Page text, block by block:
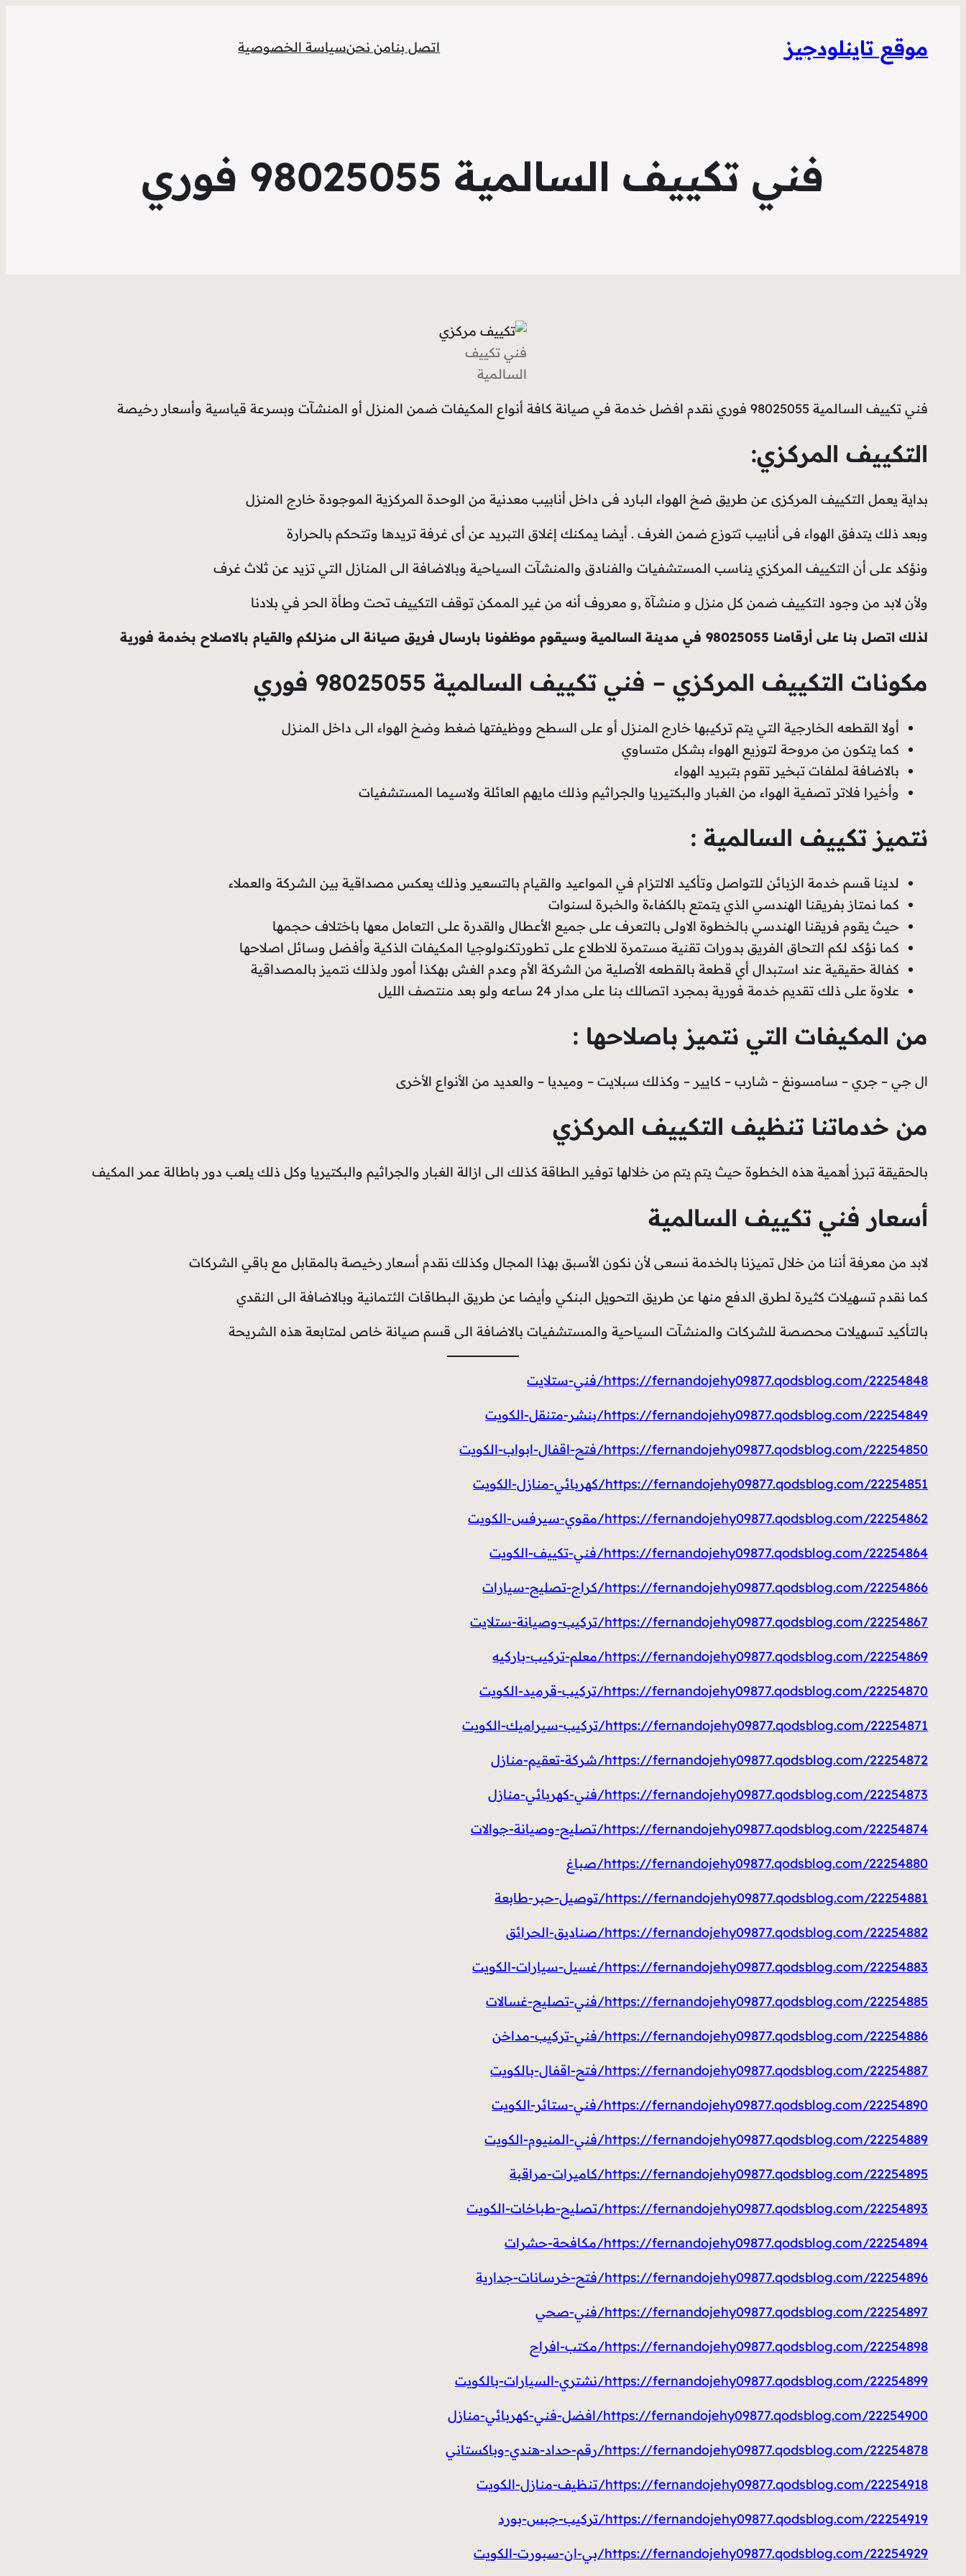
موقع تاينلودجيز اتصل بنامن نحنسياسة الخصوصية
فني تكييف السالمية 98025055 فوري
فني تكييف
السالمية
فني تكييف السالمية 98025055 فوري نقدم افضل خدمة في صيانة كافة أنواع المكيفات ضمن المنزل أو المنشآت وبسرعة قياسية وأسعار رخيصة
التكييف المركزي:
بداية يعمل التكييف المركزى عن طريق ضخ الهواء البارد فى داخل أنابيب معدنية من الوحدة المركزية الموجودة خارج المنزل
وبعد ذلك يتدفق الهواء فى أنابيب تتوزع ضمن الغرف . أيضا يمكنك إغلاق التبريد عن أى غرفة تريدها وتتحكم بالحرارة
ونؤكد على أن التكييف المركزي يناسب المستشفيات والفنادق والمنشآت السياحية وبالاضافة الى المنازل التي تزيد عن ثلاث غرف
ولأن لابد من وجود التكييف ضمن كل منزل و منشآة ,و معروف أنه من غير الممكن توقف التكييف تحت وطأة الحر في بلادنا
لذلك اتصل بنا على أرقامنا 98025055 في مدينة السالمية وسيقوم موظفونا بارسال فريق صيانة الى منزلكم والقيام بالاصلاح بخدمة فورية
مكونات التكييف المركزي – فني تكييف السالمية 98025055 فوري
أولا القطعه الخارجية التي يتم تركيبها خارج المنزل أو على السطح ووظيفتها ضغط وضخ الهواء الى داخل المنزل
كما يتكون من مروحة لتوزيع الهواء بشكل متساوي
بالاضافة لملفات تبخير تقوم بتبريد الهواء
وأخيرا فلاتر تصفية الهواء من الغبار والبكتيريا والجراثيم وذلك مايهم العائلة ولاسيما المستشفيات
نتميز تكييف السالمية :
لدينا قسم خدمة الزبائن للتواصل وتأكيد الالتزام في المواعيد والقيام بالتسعير وذلك يعكس مصداقية بين الشركة والعملاء
كما نمتاز بفريقنا الهندسي الذي يتمتع بالكفاءة والخبرة لسنوات
حيث يقوم فريقنا الهندسي بالخطوة الاولى بالتعرف على جميع الأعطال والقدرة على التعامل معها باختلاف حجمها
كما نؤكد لكم التحاق الفريق بدورات تقنية مستمرة للاطلاع على تطورتكنولوجيا المكيفات الذكية وأفضل وسائل اصلاحها
كفالة حقيقية عند استبدال أي قطعة بالقطعه الأصلية من الشركة الأم وعدم الغش بهكذا أمور ولذلك نتميز بالمصداقية
علاوة على ذلك تقديم خدمة فورية بمجرد اتصالك بنا على مدار 24 ساعه ولو بعد منتصف الليل
من المكيفات التي نتميز باصلاحها :
ال جي – جري – سامسونغ – شارب – كايير – وكذلك سبلايت – وميديا – والعديد من الأنواع الأخرى
من خدماتنا تنظيف التكييف المركزي
بالحقيقة تبرز أهمية هذه الخطوة حيث يتم يتم من خلالها توفير الطاقة كذلك الى ازالة الغبار والجراثيم والبكتيريا وكل ذلك يلعب دور باطالة عمر المكيف
أسعار فني تكييف السالمية
لابد من معرفة أننا من خلال تميزنا بالخدمة نسعى لأن نكون الأسبق بهذا المجال وكذلك نقدم أسعار رخيصة بالمقابل مع باقي الشركات
كما نقدم تسهيلات كثيرة لطرق الدفع منها عن طريق التحويل البنكي وأيضا عن طريق البطاقات الئتمانية وبالاضافة الى النقدي
بالتأكيد تسهيلات محصصة للشركات والمنشآت السياحية والمستشفيات بالاضافة الى قسم صيانة خاص لمتابعة هذه الشريحة
https://fernandojehy09877.qodsblog.com/22254848/فني-ستلايت
https://fernandojehy09877.qodsblog.com/22254849/بنشر-متنقل-الكويت
https://fernandojehy09877.qodsblog.com/22254850/فتح-اقفال-ابواب-الكويت
https://fernandojehy09877.qodsblog.com/22254851/كهربائي-منازل-الكويت
https://fernandojehy09877.qodsblog.com/22254862/مقوي-سيرفس-الكويت
https://fernandojehy09877.qodsblog.com/22254864/فني-تكييف-الكويت
https://fernandojehy09877.qodsblog.com/22254866/كراج-تصليح-سيارات
https://fernandojehy09877.qodsblog.com/22254867/تركيب-وصيانة-ستلايت
https://fernandojehy09877.qodsblog.com/22254869/معلم-تركيب-باركيه
https://fernandojehy09877.qodsblog.com/22254870/تركيب-قرميد-الكويت
https://fernandojehy09877.qodsblog.com/22254871/تركيب-سيراميك-الكويت
https://fernandojehy09877.qodsblog.com/22254872/شركة-تعقيم-منازل
https://fernandojehy09877.qodsblog.com/22254873/فني-كهربائي-منازل
https://fernandojehy09877.qodsblog.com/22254874/تصليح-وصيانة-جوالات
https://fernandojehy09877.qodsblog.com/22254880/صباغ
https://fernandojehy09877.qodsblog.com/22254881/توصيل-حبر-طابعة
https://fernandojehy09877.qodsblog.com/22254882/صناديق-الحرائق
https://fernandojehy09877.qodsblog.com/22254883/غسيل-سيارات-الكويت
https://fernandojehy09877.qodsblog.com/22254885/فني-تصليح-غسالات
https://fernandojehy09877.qodsblog.com/22254886/فني-تركيب-مداخن
https://fernandojehy09877.qodsblog.com/22254887/فتح-اقفال-بالكويت
https://fernandojehy09877.qodsblog.com/22254890/فني-ستائر-الكويت
https://fernandojehy09877.qodsblog.com/22254889/فني-المنيوم-الكويت
https://fernandojehy09877.qodsblog.com/22254895/كاميرات-مراقبة
https://fernandojehy09877.qodsblog.com/22254893/تصليح-طباخات-الكويت
https://fernandojehy09877.qodsblog.com/22254894/مكافحة-حشرات
https://fernandojehy09877.qodsblog.com/22254896/فتح-خرسانات-جدارية
https://fernandojehy09877.qodsblog.com/22254897/فني-صحي
https://fernandojehy09877.qodsblog.com/22254898/مكتب-افراح
https://fernandojehy09877.qodsblog.com/22254899/نشتري-السيارات-بالكويت
https://fernandojehy09877.qodsblog.com/22254900/افضل-فني-كهربائي-منازل
https://fernandojehy09877.qodsblog.com/22254878/رقم-حداد-هندي-وباكستاني
https://fernandojehy09877.qodsblog.com/22254918/تنظيف-منازل-الكويت
https://fernandojehy09877.qodsblog.com/22254919/تركيب-جبس-بورد
https://fernandojehy09877.qodsblog.com/22254929/بي-ان-سبورت-الكويت